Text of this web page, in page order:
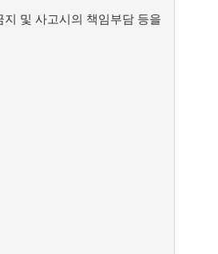
및 사고시의 책임부담 등을